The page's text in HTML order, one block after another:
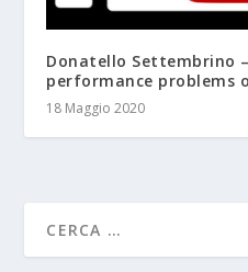
Donatello Settembrino
performance problems
18 Maggio 2020